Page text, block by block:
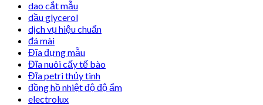
dao cắt mẫu
dầu glycerol
dịch vụ hiệu chuẩn
đá mài
Đĩa đựng mẫu
Đĩa nuôi cấy tế bào
Đĩa petri thủy tinh
đồng hồ nhiệt độ độ ẩm
electrolux